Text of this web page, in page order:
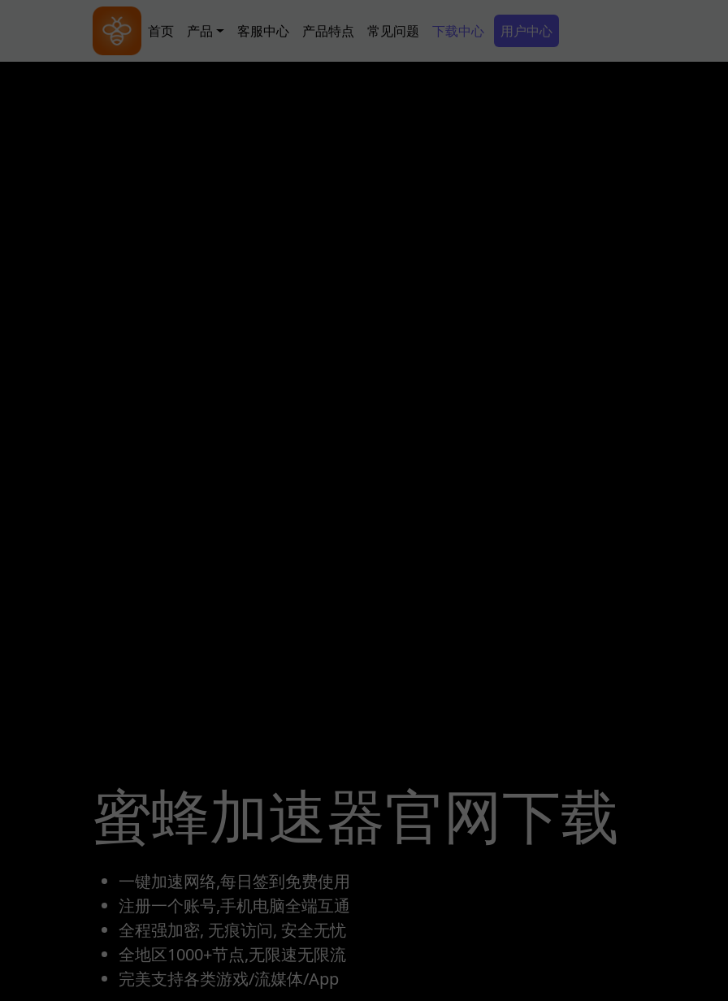
Main navigation
首页 产品 客服中心 产品特点 常见问题 下载中心 Secondary Menu
用户中心
蜜蜂加速器官网下载
一键加速网络,每日签到免费使用
注册一个账号,手机电脑全端互通
全程强加密, 无痕访问, 安全无忧
全地区1000+节点,无限速无限流
完美支持各类游戏/流媒体/App